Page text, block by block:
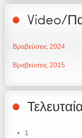
Video/
Βραβεύσεις 2024
Βραβεύσεις 2015
1